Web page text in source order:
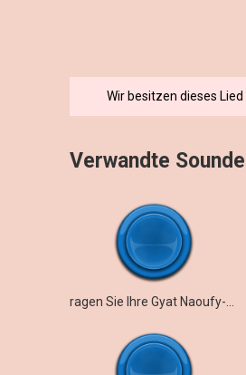
Wir besitzen dieses
Verwandte